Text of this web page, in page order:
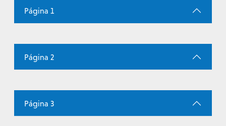
Página 1
Página 2
Página 3